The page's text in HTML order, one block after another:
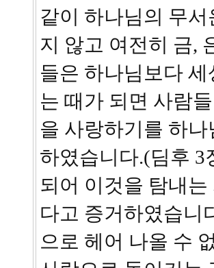
같이 하나님의 무
지 않고 여전히 금,
들은 하나님보다
는 때가 되면 사람
을 사랑하기를 하
하였습니다.(딤후 3
되어 이것을 탐내
다고 증거하였습니
으로 헤어 나올 수